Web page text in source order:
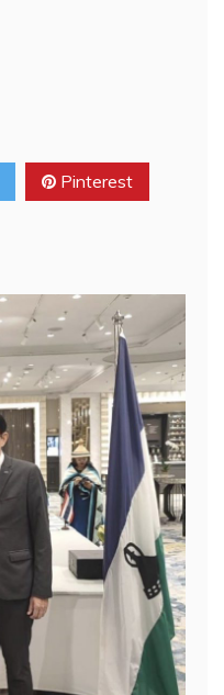
Pinterest